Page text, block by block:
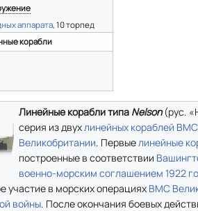
аппарата, 10 торпед
корабли
Линейные корабли типа Nelson(рус.
серия из двухлинейных кораблей ВМС
Великобритании. Первыелинейные
построенные в соответствии
военно-морским соглашением 1922
участие в морских операциях ВМС
войны. После окончания боевых